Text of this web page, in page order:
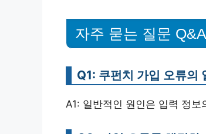
자주 묻는 질문 Q&A
Q1: 쿠펀치 가입 오류의
A1: 일반적인 원인은 입력 정